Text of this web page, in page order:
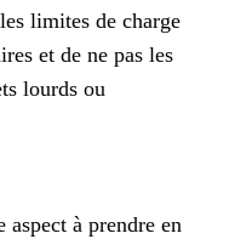
limites de charge
et de ne pas les
lourds ou
à prendre en